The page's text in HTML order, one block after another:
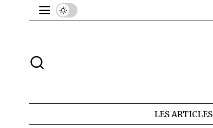
LES ARTICLES